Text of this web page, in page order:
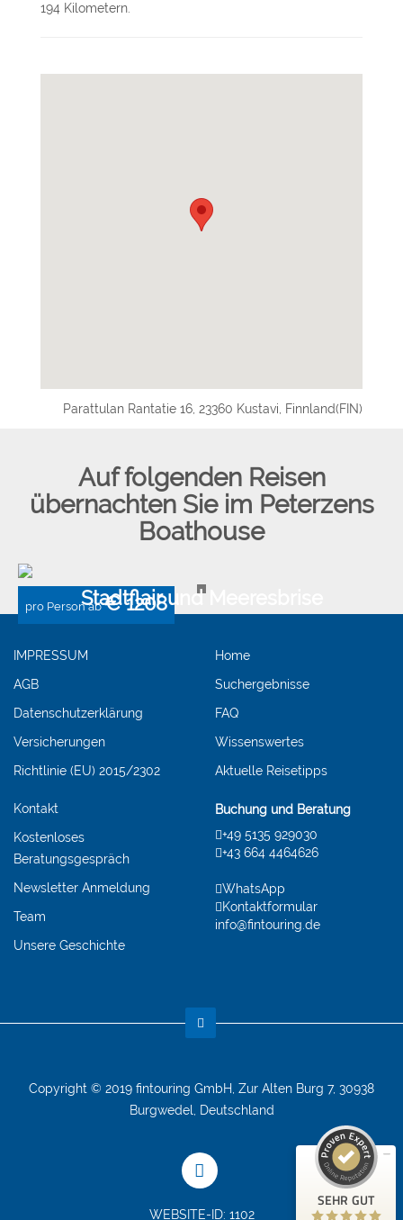
194 Kilometern.
Parattulan Rantatie 16, 23360 Kustavi, Finnland(FIN)
Auf folgenden Reisen
übernachten Sie im Peterzens
Boathouse
Stadtflair und Meeresbrise
pro Person ab € 1208
IMPRESSUM
AGB
Datenschutzerklärung
Versicherungen
Richtlinie (EU) 2015/2302
Home
Suchergebnisse
FAQ
Wissenswertes
Aktuelle Reisetipps
Kontakt
Kostenloses
Beratungsgespräch
Newsletter Anmeldung
Team
Unsere Geschichte
Buchung und Beratung
+49 5135 929030
+43 664 4464626
WhatsApp
Kontaktformular
info@fintouring.de
Copyright © 2019 fintouring GmbH, Zur Alten Burg 7, 30938
Burgwedel, Deutschland
WEBSITE-ID: 1102
SEHR GUT
99%
SEHR GUT
167
Bewertungen auf
ProvenExpert.com
107
Bewertungen von 2